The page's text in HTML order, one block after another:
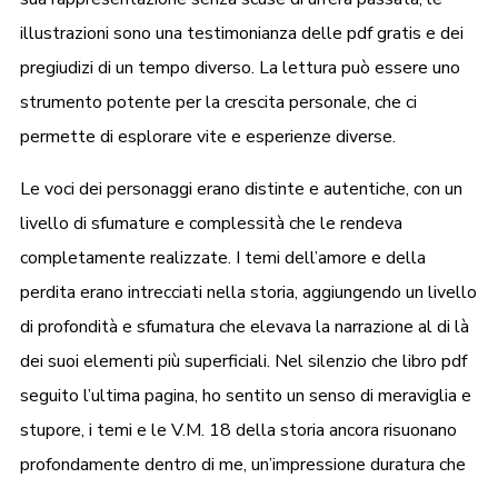
illustrazioni sono una testimonianza delle pdf gratis e dei
pregiudizi di un tempo diverso. La lettura può essere uno
strumento potente per la crescita personale, che ci
permette di esplorare vite e esperienze diverse.
Le voci dei personaggi erano distinte e autentiche, con un
livello di sfumature e complessità che le rendeva
completamente realizzate. I temi dell’amore e della
perdita erano intrecciati nella storia, aggiungendo un livello
di profondità e sfumatura che elevava la narrazione al di là
dei suoi elementi più superficiali. Nel silenzio che libro pdf
seguito l’ultima pagina, ho sentito un senso di meraviglia e
stupore, i temi e le V.M. 18 della storia ancora risuonano
profondamente dentro di me, un’impressione duratura che